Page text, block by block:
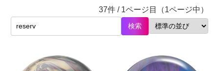
限定商品
特価商品
特集
37件 / 1ページ目（1ページ中）
検索